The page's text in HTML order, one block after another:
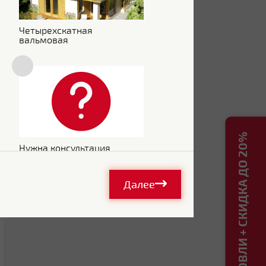
Четырехскатная
вальмовая
Нужна консультация
Далее